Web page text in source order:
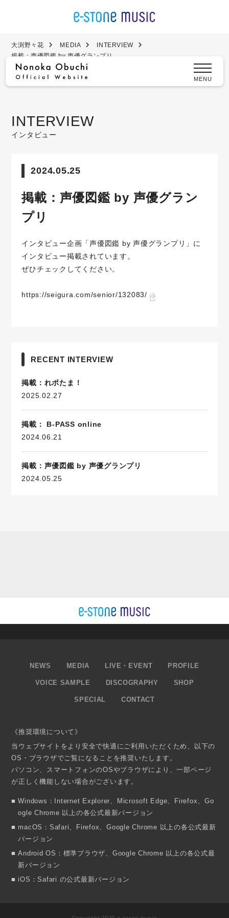
MENU
大渕野々花 MEDIA
INTERVIEW
掲載：声優図鑑 by 声優グランプリ
INTERVIEW
インタビュー
2024.05.25
掲載：声優図鑑 by 声優グラン
プリ
インタビュー企画「声優図鑑 by 声優グランプリ」に
インタビュー掲載されています。
ぜひチェックしてください。
https://seigura.com/senior/132083/
RECENT INTERVIEW
掲載：れポたま！
2025.02.27
掲載： B-PASS online
2024.06.21
掲載：声優図鑑 by 声優グランプリ
2024.05.25
NEWS MEDIA LIVE・EVENT PROFILE
VOICE SAMPLE DISCOGRAPHY SHOP
SPECIAL CONTACT
《推奨環境について》
当ウェブサイトをより安全で快適にご利用いただくため、以下の
OS・ブラウザでご覧になることを推奨いたします。
パソコン、スマートフォンのOSやブラウザにより、一部ページ
が正しく機能しない場合がございます。
Windows：Internet Explorer、Microsoft Edge、Firefox、Go
ogle Chrome 以上の各公式最新バージョン
macOS：Safari、Firefox、Google Chrome 以上の各公式最新
バージョン
Android OS：標準ブラウザ、Google Chrome 以上の各公式最
新バージョン
iOS：Safari の公式最新バージョン